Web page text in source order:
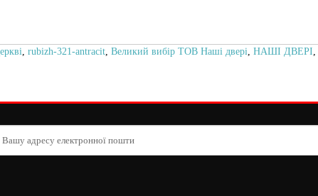
, rubizh-321-antracit, Великий вибір ТОВ Наші двері, НАШІ ДВЕРІ,